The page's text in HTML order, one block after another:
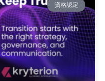
資格認定